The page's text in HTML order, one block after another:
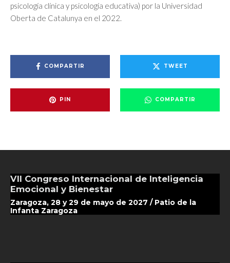
psicología clínica y psicología educativa) por la Universidad
Oberta de Catalunya en el 2022.
COMPARTIR TWEET
PIN COMPARTIR
VII Congreso Internacional de Inteligencia
Emocional y Bienestar
Zaragoza, 28 y 29 de mayo de 2027 / Patio de la
Infanta Zaragoza